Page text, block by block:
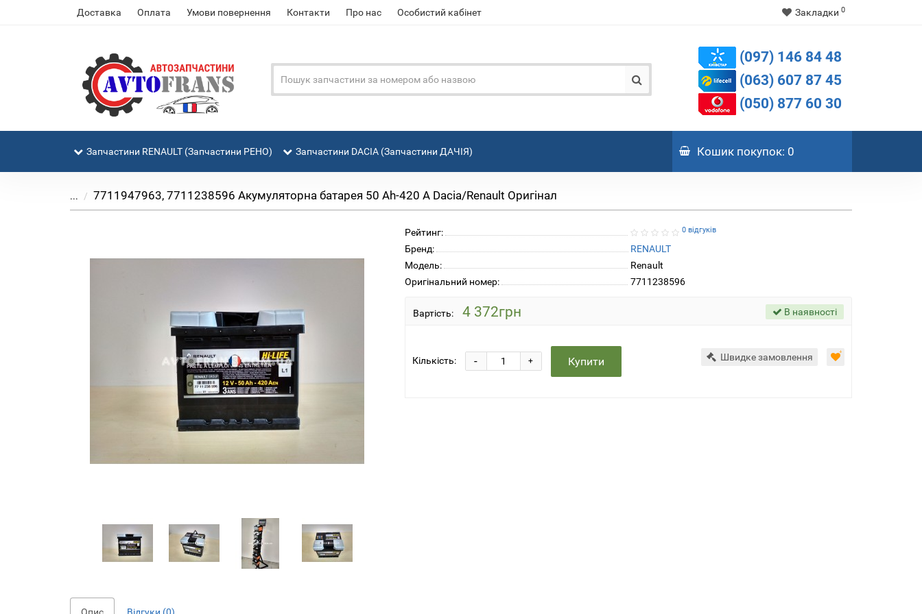
Доставка Оплата Умови повернення Контакти Про нас Особистий кабінет Закладки 0
(097) 146 84 48
(063) 607 87 45
(050) 877 60 30
Запчастини RENAULT (Запчастини РЕНО) Запчастини DACIA (Запчастини ДАЧІЯ) Кошикпокупок: 0
... 7711947963, 7711238596 Акумуляторна батарея 50 Ah-420 A Dacia/Renault Оригінал
Рейтинг: 0 відгуків
Бренд:
RENAULT
Модель:
Renault
Оригінальний номер:
7711238596
Вартість: 4 372грн В наявності
Кількість: +
- Купити Швидке замовлення
Опис Відгуки (0)